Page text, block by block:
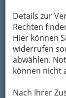
Details zur
Rechten
Hier können
widerrufen
abwählen.
können nicht
Nach Ihrer
einerMesse
Vielzahl
Angebot
ausstellt